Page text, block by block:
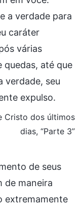
a verdade para
caráter
várias
quedas, até que
verdade, seu
expulso.
Cristo dos últimos
dias, “Parte 3”
de seus
de maneira
extremamente